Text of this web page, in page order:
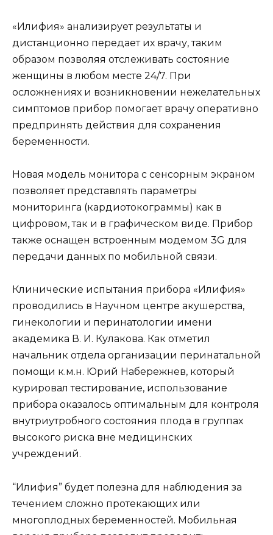
«Илифия» анализирует результаты и
дистанционно передает их врачу, таким
образом позволяя отслеживать состояние
женщины в любом месте 24/7. При
осложнениях и возникновении нежелательных
симптомов прибор помогает врачу оперативно
предпринять действия для сохранения
беременности.
Новая модель монитора с сенсорным экраном
позволяет представлять параметры
мониторинга (кардиотокограммы) как в
цифровом, так и в графическом виде. Прибор
также оснащен встроенным модемом 3G для
передачи данных по мобильной связи.
Клинические испытания прибора «Илифия»
проводились в Научном центре акушерства,
гинекологии и перинатологии имени
академика В. И. Кулакова. Как отметил
начальник отдела организации перинатальной
помощи к.м.н. Юрий Набережнев, который
курировал тестирование, использование
прибора оказалось оптимальным для контроля
внутриутробного состояния плода в группах
высокого риска вне медицинских
учреждений.
“Илифия” будет полезна для наблюдения за
течением сложно протекающих или
многоплодных беременностей. Мобильная